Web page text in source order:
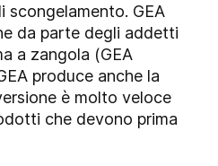
GEA
da parte degli addetti
a zangola (GEA
produce anche la
è molto veloce
che devono prima